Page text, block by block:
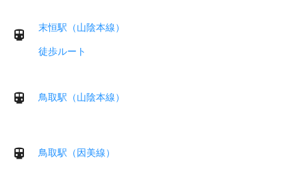
末恒駅（山陰本線）
徒歩ルート
鳥取駅（山陰本線）
鳥取駅（因美線）